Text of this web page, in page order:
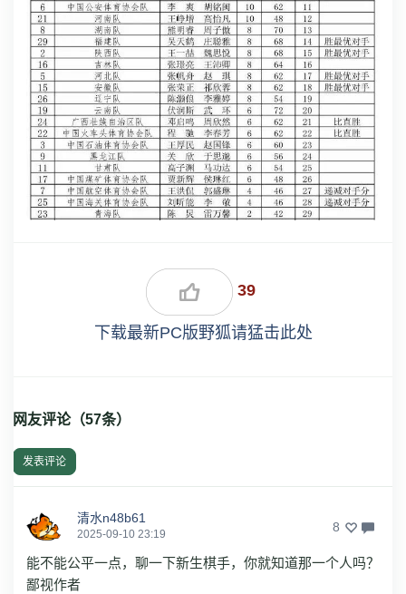
39
下载最新PC版野狐请猛击此处
网友评论（57条）
发表评论
清水n48b61
2025-09-10 23:19 8
能不能公平一点，聊一下新生棋手，你就知道那一个人吗？
鄙视作者